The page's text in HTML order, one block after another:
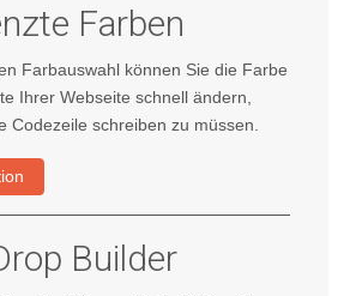
Farben
Farbauswahl können Sie die Farbe
Ihrer Webseite schnell ändern,
Codezeile schreiben zu müssen.
Builder